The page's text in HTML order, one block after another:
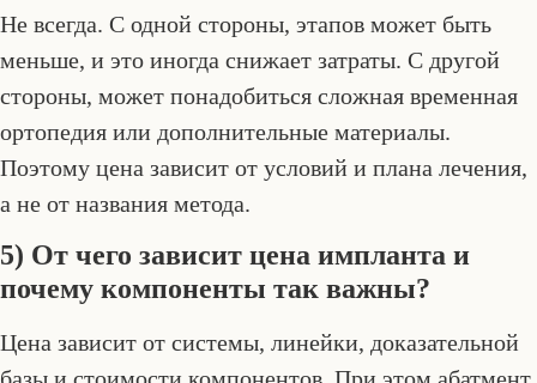
Не всегда. С одной стороны, этапов может быть
меньше, и это иногда снижает затраты. С другой
стороны, может понадобиться сложная временная
ортопедия или дополнительные материалы.
Поэтому цена зависит от условий и плана лечения,
а не от названия метода.
5) От чего зависит цена импланта и
почему компоненты так важны?
Цена зависит от системы, линейки, доказательной